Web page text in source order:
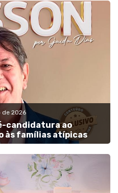
de 2026
candidatura ao
às famílias atípicas